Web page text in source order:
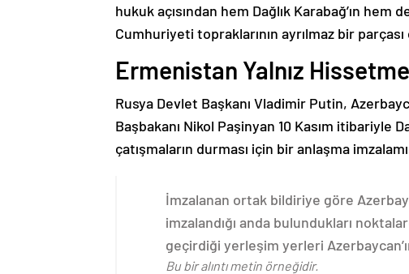
hukuk açısından hem Dağlık Karabağ’ın
Cumhuriyeti topraklarının ayrılmaz bir
Ermenistan Yalnız
Rusya Devlet Başkanı Vladimir Putin,
Başbakanı Nikol Paşinyan 10 Kasım itibariyle
çatışmaların durması için bir anlaşma
İmzalanan ortak bildiriye göre
imzalandığı anda bulundukları
geçirdiği yerleşim yerleri
Bu bir alıntı metin örneğidir.